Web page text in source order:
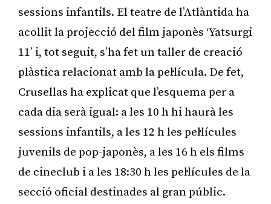
sessions infantils. El teatre de l’Atlàntida ha
acollit la projecció del film japonès ‘Yatsurgi
11’ i, tot seguit, s’ha fet un taller de creació
plàstica relacionat amb la pel·lícula. De fet,
Crusellas ha explicat que l’esquema per a
cada dia serà igual: a les 10 h hi haurà les
sessions infantils, a les 12 h les pel·lícules
juvenils de pop-japonès, a les 16 h els films
de cineclub i a les 18:30 h les pel·lícules de la
secció oficial destinades al gran públic.